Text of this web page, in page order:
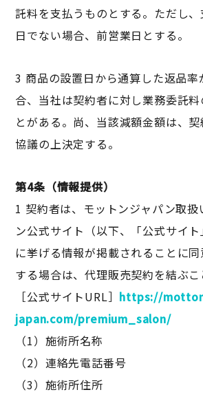
託料を支払うものとする。ただし
日でない場合、前営業日とする。
3 商品の設置日から通算した返品
合、当社は契約者に対し業務委託
とがある。尚、当該減額金額は、
協議の上決定する。
第4条（情報提供）
1 契約者は、モットンジャパン取扱
ン公式サイト（以下、「公式サイ
に挙げる情報が掲載されることに
する場合は、代理販売契約を結ぶこ
［公式サイトURL］ https://
japan.com/premium_salon/
（1）施術所名称
（2）連絡先電話番号
（3）施術所住所